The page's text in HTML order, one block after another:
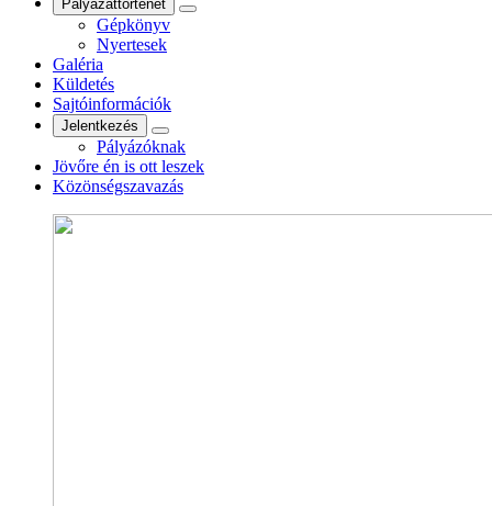
Pályázattörténet
Gépkönyv
Nyertesek
Galéria
Küldetés
Sajtóinformációk
Jelentkezés
Pályázóknak
Jövőre én is ott leszek
Közönségszavazás